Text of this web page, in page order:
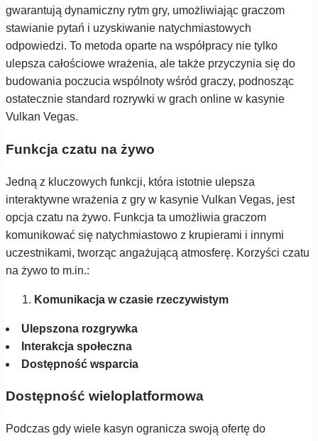
gwarantują dynamiczny rytm gry, umożliwiając graczom
stawianie pytań i uzyskiwanie natychmiastowych
odpowiedzi. To metoda oparte na współpracy nie tylko
ulepsza całościowe wrażenia, ale także przyczynia się do
budowania poczucia wspólnoty wśród graczy, podnosząc
ostatecznie standard rozrywki w grach online w kasynie
Vulkan Vegas.
Funkcja czatu na żywo
Jedną z kluczowych funkcji, która istotnie ulepsza
interaktywne wrażenia z gry w kasynie Vulkan Vegas, jest
opcja czatu na żywo. Funkcja ta umożliwia graczom
komunikować się natychmiastowo z krupierami i innymi
uczestnikami, tworząc angażującą atmosferę. Korzyści czatu
na żywo to m.in.:
Komunikacja w czasie rzeczywistym
Ulepszona rozgrywka
Interakcja społeczna
Dostępność wsparcia
Dostępność wieloplatformowa
Podczas gdy wiele kasyn ogranicza swoją ofertę do